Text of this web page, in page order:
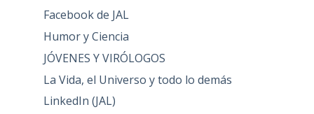
Facebook de JAL
Humor y Ciencia
JÓVENES Y VIRÓLOGOS
La Vida, el Universo y todo lo demás
LinkedIn (JAL)